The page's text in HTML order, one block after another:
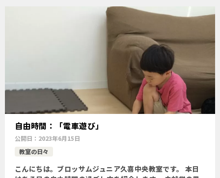
自由時間：「電車遊び」
公開日： 2023年6月15日
教室の日々
こんにちは。ブロッサムジュニア久喜中央教室です。 本日